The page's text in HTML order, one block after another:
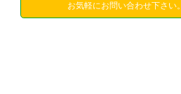
お気軽にお問い合わせ下さい。